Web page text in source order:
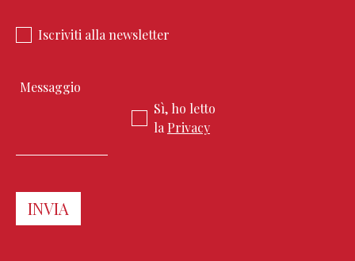
Iscriviti alla newsletter
Sì, ho letto
la Privacy